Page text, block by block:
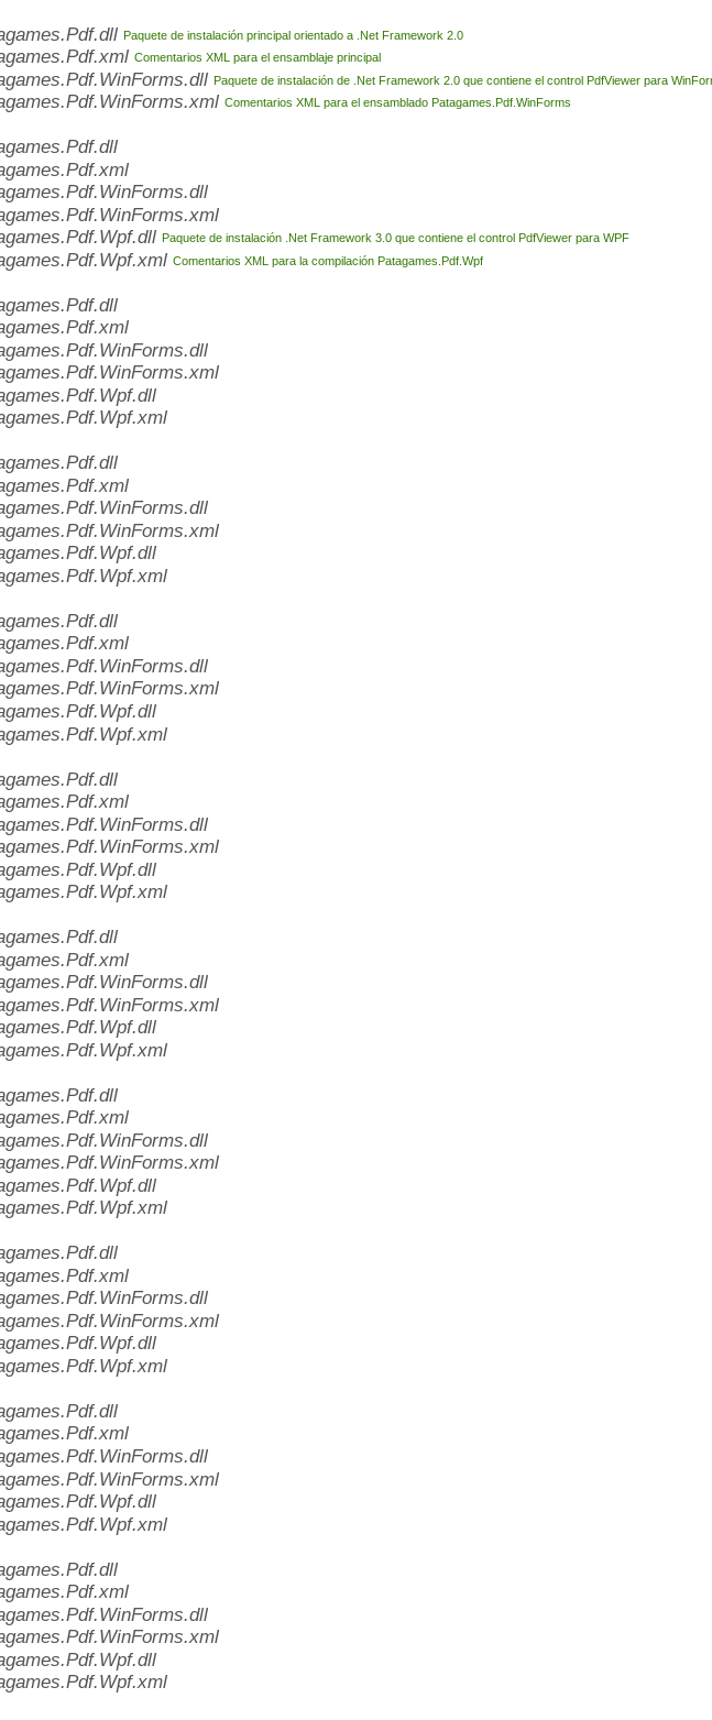
Paquete de instalación principal orientado a .Net Framework 2.0
Comentarios XML para el ensamblaje principal
Paquete de instalación de .Net Framework 2.0 que contiene el control PdfViewer para
Comentarios XML para el ensamblado Patagames.Pdf.WinForms
Paquete de instalación .Net Framework 3.0 que contiene el control PdfViewer para WPF
Comentarios XML para la compilación Patagames.Pdf.Wpf